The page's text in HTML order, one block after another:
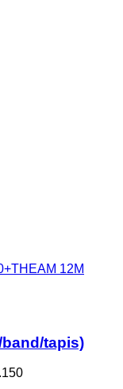
12M
band/tapis)